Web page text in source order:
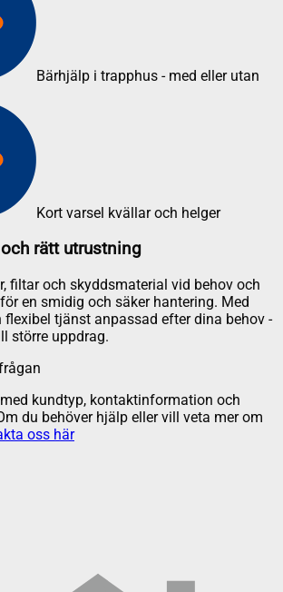
Bärhjälp i trapphus - med eller utan
Kort varsel kvällar och helger
rätt utrustning
filtar och skyddsmaterial vid behov och
en smidig och säker hantering. Med
flexibel tjänst anpassad efter dina behov -
större uppdrag.
kundtyp, kontaktinformation och
du behöver hjälp eller vill veta mer om
oss här